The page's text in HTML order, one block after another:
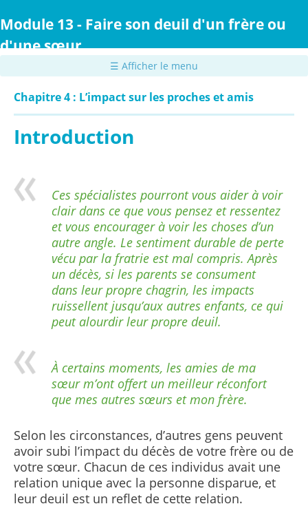
au
principal
Module 13 - Faire son deuil d'un frère ou
d'une sœur
☰ Afficher le menu
Chapitre 4 : L’impact sur les proches et amis
Introduction
Ces spécialistes pourront vous aider à voir
clair dans ce que vous pensez et ressentez
et vous encourager à voir les choses d’un
autre angle. Le sentiment durable de perte
vécu par la fratrie est mal compris. Après
un décès, si les parents se consument
dans leur propre chagrin, les impacts
ruissellent jusqu’aux autres enfants, ce qui
peut alourdir leur propre deuil.
À certains moments, les amies de ma
sœur m’ont offert un meilleur réconfort
que mes autres sœurs et mon frère.
Selon les circonstances, d’autres gens peuvent
avoir subi l’impact du décès de votre frère ou de
votre sœur. Chacun de ces individus avait une
relation unique avec la personne disparue, et
leur deuil est un reflet de cette relation.